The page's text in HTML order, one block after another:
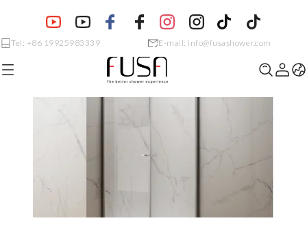
Tel: +86 19925983339 E-mail: info@fusashower.com